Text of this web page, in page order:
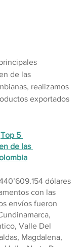
de las
realizamos
exportados
Top 5
de las
dólares
con las
envíos fueron
Valle Del
Magdalena,